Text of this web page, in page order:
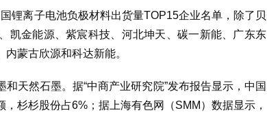
锂离子电池负极材料出货量TOP15企业名单，除了贝
凯金能源、紫宸科技、河北坤天、碳一新能、广东东
蒙古欣源和科达新能。
天然石墨。据“中商产业研究院”发布报告显示，中国
杉杉股份占6%；据上海有色网（SMM）数据显示，